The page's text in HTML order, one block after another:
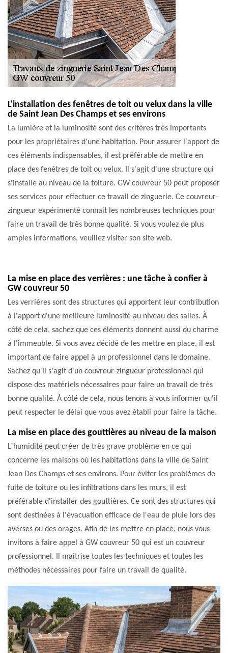
L'installation des fenêtres de toit ou velux dans la ville
de Saint Jean Des Champs et ses environs
La lumière et la luminosité sont des critères très importants
pour les propriétaires d'une habitation. Pour assurer l'apport de
ces éléments indispensables, il est préférable de mettre en
place des fenêtres de toit ou velux. Il s'agit d'une structure qui
s'installe au niveau de la toiture. GW couvreur 50 peut proposer
ses services pour effectuer ce travail de zinguerie. Ce couvreur-
zingueur expérimenté connait les nombreuses techniques pour
faire un travail de très bonne qualité. Si vous voulez de plus
amples informations, veuillez visiter son site web.
La mise en place des verrières : une tâche à confier à
GW couvreur 50
Les verrières sont des structures qui apportent leur contribution
à l'apport d'une meilleure luminosité au niveau des salles. À
côté de cela, sachez que ces éléments donnent aussi du charme
à l'immeuble. Si vous avez décidé de les mettre en place, il est
important de faire appel à un professionnel dans le domaine.
Sachez qu'il s'agit d'un couvreur-zingueur professionnel qui
dispose des matériels nécessaires pour faire un travail de très
bonne qualité. À côté de cela, nous tenons à vous informer qu'il
peut respecter le délai que vous avez établi pour faire la tâche.
La mise en place des gouttières au niveau de la maison
L'humidité peut créer de très grave problème en ce qui
concerne les maisons où les habitations dans la ville de Saint
Jean Des Champs et ses environs. Pour éviter les problèmes de
fuite de toiture ou les infiltrations dans les murs, il est
préférable d'installer des gouttières. Ce sont des structures qui
sont destinées à l'évacuation efficace de l'eau de pluie lors des
averses ou des orages. Afin de les mettre en place, nous vous
invitons à faire appel à GW couvreur 50 qui est un couvreur
professionnel. Il maîtrise toutes les techniques et toutes les
méthodes nécessaires pour faire un travail de qualité.